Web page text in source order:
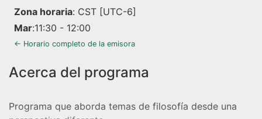
Zona horaria: CST [UTC-6]
Mar:11:30 - 12:00
← Horario completo de la emisora
Programa que aborda temas de filosofía desde una